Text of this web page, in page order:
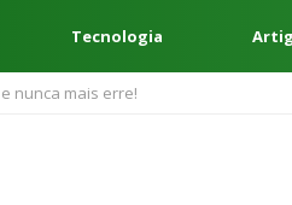
Tecnologia
nunca mais erre!